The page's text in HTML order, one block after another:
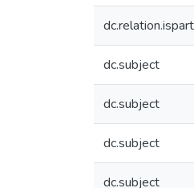
dc.subject
dc.subject
dc.subject
dc.subject